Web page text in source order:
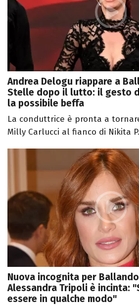
Andrea Delogu riappare a
Stelle dopo il lutto: il gesto
la possibile beffa
La conduttrice è pronta a
Milly Carlucci al fianco di Nikita
Nuova incognita per
Alessandra Tripoli è incinta:
essere in qualche modo"